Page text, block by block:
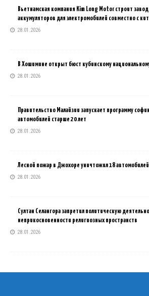
Вьетнамская компания Kim Long Motor строит
аккумуляторов для электромобилей совместно с
28.01.2026
В Хошимине открыт бюст кубинскому
28.01.2026
Правительство Малайзии запускает программу
автомобилей старше 20 лет
28.01.2026
Лесной пожар в Джохоре уничтожил 18
28.01.2026
Султан Селангора запретил политическую
неприкосновенности религиозных пространств
28.01.2026